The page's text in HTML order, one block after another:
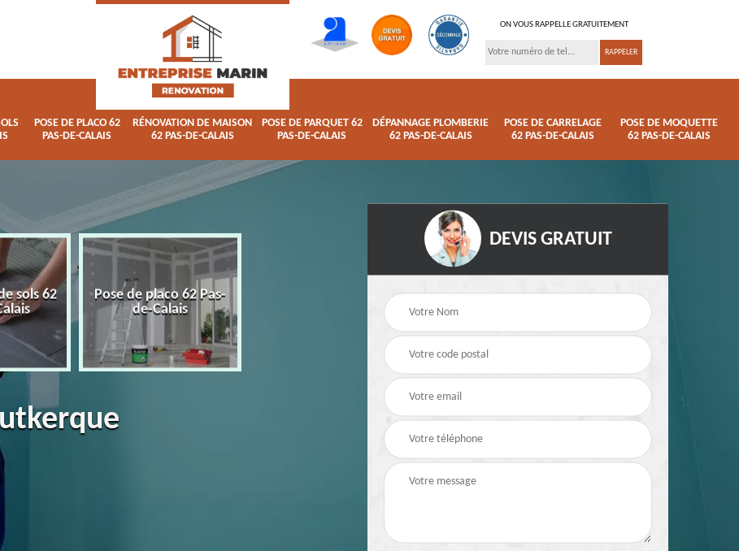
ON VOUS RAPPELLE GRATUITEMENT
POSE DE PLACO 62
PAS-DE-CALAIS
RÉNOVATION DE MAISON
62 PAS-DE-CALAIS
POSE DE PARQUET 62
PAS-DE-CALAIS
DÉPANNAGE PLOMBERIE
62 PAS-DE-CALAIS
POSE DE CARRELAGE
62 PAS-DE-CALAIS
POSE DE MOQUETTE
62 PAS-DE-CALAIS
sols 62
Pose de placo 62 Pas-
de-Calais
Rénovation de maison
Pose de parquet 62
Dépannage
62 Pas-de-Calais
DEVIS GRATUIT